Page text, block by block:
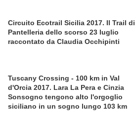
Circuito Ecotrail Sicilia 2017. Il Trail di
Pantelleria dello scorso 23 luglio
raccontato da Claudia Occhipinti
Tuscany Crossing - 100 km in Val
d'Orcia 2017. Lara La Pera e Cinzia
Sonsogno tengono alto l'orgoglio
siciliano in un sogno lungo 103 km